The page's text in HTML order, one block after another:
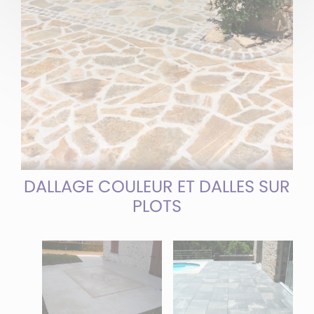
DALLAGE COULEUR ET DALLES SUR
PLOTS